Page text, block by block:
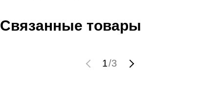
Связанные товары
1/3